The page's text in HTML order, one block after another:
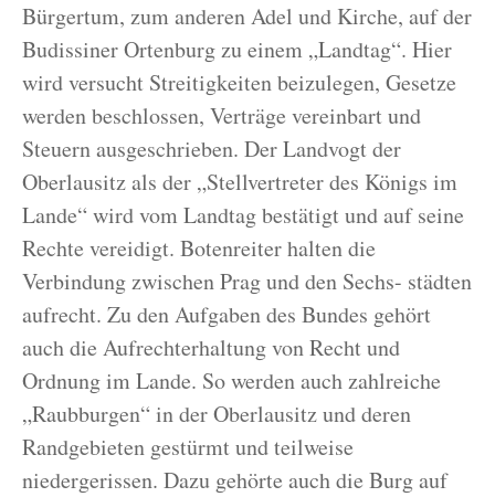
Bürgertum, zum anderen Adel und Kirche, auf der
Budissiner Ortenburg zu einem „Landtag“. Hier
wird versucht Streitigkeiten beizulegen, Gesetze
werden beschlossen, Verträge vereinbart und
Steuern ausgeschrieben. Der Landvogt der
Oberlausitz als der „Stellvertreter des Königs im
Lande“ wird vom Landtag bestätigt und auf seine
Rechte vereidigt. Botenreiter halten die
Verbindung zwischen Prag und den Sechs- städten
aufrecht. Zu den Aufgaben des Bundes gehört
auch die Aufrechterhaltung von Recht und
Ordnung im Lande. So werden auch zahlreiche
„Raubburgen“ in der Oberlausitz und deren
Randgebieten gestürmt und teilweise
niedergerissen. Dazu gehörte auch die Burg auf